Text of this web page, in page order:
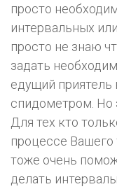
просто
интервальных
просто не знаю
задать
едущий приятель
спидометром. Но
Для тех кто
процессе Вашего
тоже очень
делать